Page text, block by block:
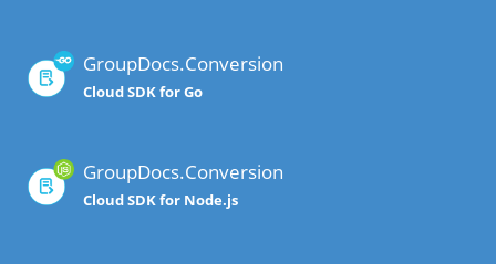
GroupDocs.Conversion
Cloud SDK for Go
GroupDocs.Conversion
Cloud SDK for Node.js